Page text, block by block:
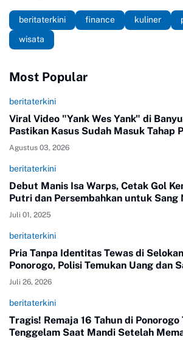
beritaterkini finance kuliner
wisata
Most Popular
beritaterkini
Viral Video "Yank Wes Yank" di
Pastikan Kasus Sudah Masuk Tahap
Agustus 03, 2026
beritaterkini
Debut Manis Isa Warps, Cetak Gol
Putri dan Persembahkan untuk Sang
Juli 01, 2025
beritaterkini
Pria Tanpa Identitas Tewas di
Ponorogo, Polisi Temukan Uang dan
Juli 26, 2026
beritaterkini
Tragis! Remaja 16 Tahun di Ponorogo
Tenggelam Saat Mandi Setelah